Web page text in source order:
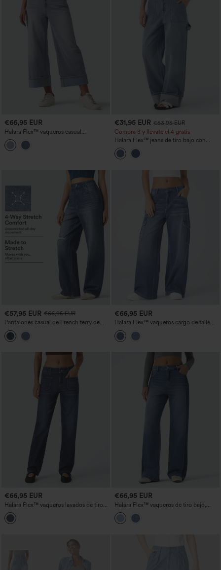
€66,95 EUR
Halara Flex™ vaqueros casual
asimétricos de tiro medio con dobladillo
remangado, pernera ancha y bolsillos
€31,95 EUR €53,95 EUR
Compra 3 y llévate el 4 gratis
Halara Flex™ jeans de tiro bajo con
dobladillo vuelto, lavados, holgados y
con bolsillos
€57,95 EUR €66,95 EUR
Pantalones casual de French terry de
tiro alto con estampado denim estilo
jeans y bolsillos
€66,95 EUR
Halara Flex™ vaqueros cargo de talle
bajo con bolsillos, anchos y relajados
€66,95 EUR
Halara Flex™ vaqueros lavados de tiro
bajo, con bolsillos con cremallera,
pernera recta y corte relajado
€66,95 EUR
Halara Flex™ vaqueros de tiro bajo,
pierna ancha y corte relajado con
bloque de color y bolsillos